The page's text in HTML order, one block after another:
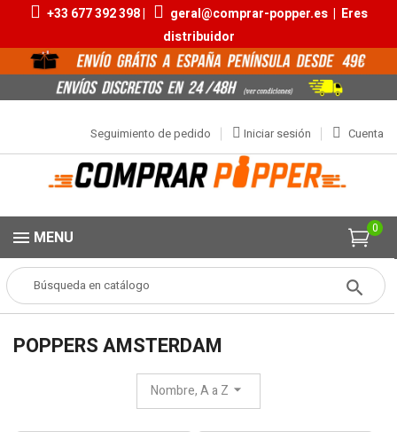
+33 677 392 398 | geral@comprar-popper.es| Eres
distribuidor
Cuenta
Iniciar sesión
Seguimiento de pedido
0
MENU
Popper Poppers Amsterdam
POPPERS AMSTERDAM
Nombre, A a Z